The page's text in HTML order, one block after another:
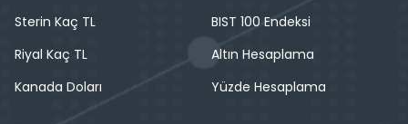
Sterin Kaç TL
Riyal Kaç TL
Kanada Doları
BIST 100 Endeksi
Altın Hesaplama
Yüzde Hesaplama